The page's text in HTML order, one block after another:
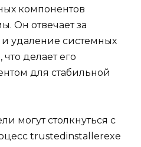
компонентов
Он отвечает за
удаление системных
делает его
для стабильной
могут столкнуться с
trustedinstallerexe